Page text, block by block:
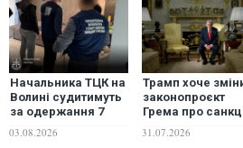
Начальника ТЦК на
Волині судитимуть
за одержання 7
фіктивний
03.08.2026
Трамп хоче
законопроєкт
Грема про
Politico
31.07.2026